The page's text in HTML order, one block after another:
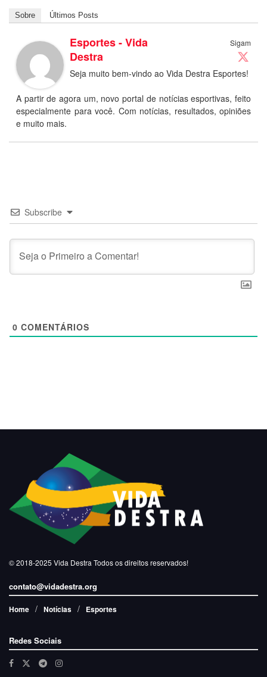
Sobre Últimos Posts
Sigam
Esportes - Vida
Destra
Seja muito bem-vindo ao Vida Destra Esportes!
A partir de agora um, novo portal de notícias esportivas, feito
especialmente para você. Com notícias, resultados, opiniões
e muito mais.
Subscribe
0 COMENTÁRIOS
© 2018-2025 Vida Destra Todos os direitos reservados!
contato@vidadestra.org
Home Notícias Esportes
Redes Sociais